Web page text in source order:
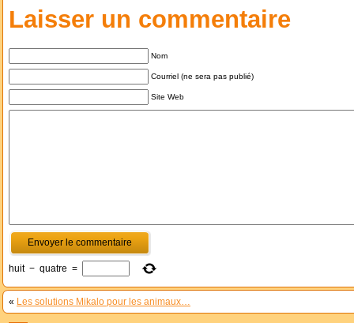
Laisser un commentaire
Nom
Courriel (ne sera pas publié)
Site Web
huit − quatre =
« Les solutions Mikalo pour les animaux…